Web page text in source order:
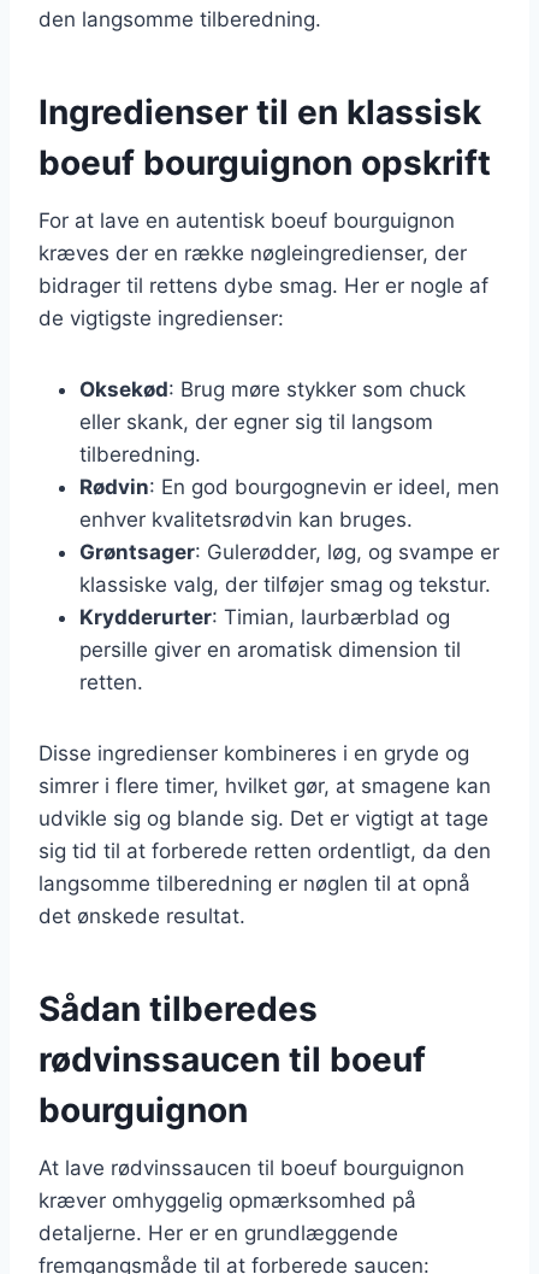
den langsomme tilberedning.
Ingredienser til en klassisk
boeuf bourguignon opskrift
For at lave en autentisk boeuf bourguignon
kræves der en række nøgleingredienser, der
bidrager til rettens dybe smag. Her er nogle af
de vigtigste ingredienser:
Oksekød: Brug møre stykker som chuck
eller skank, der egner sig til langsom
tilberedning.
Rødvin: En god bourgognevin er ideel, men
enhver kvalitetsrødvin kan bruges.
Grøntsager: Gulerødder, løg, og svampe er
klassiske valg, der tilføjer smag og tekstur.
Krydderurter: Timian, laurbærblad og
persille giver en aromatisk dimension til
retten.
Disse ingredienser kombineres i en gryde og
simrer i flere timer, hvilket gør, at smagene kan
udvikle sig og blande sig. Det er vigtigt at tage
sig tid til at forberede retten ordentligt, da den
langsomme tilberedning er nøglen til at opnå
det ønskede resultat.
Sådan tilberedes
rødvinssaucen til boeuf
bourguignon
At lave rødvinssaucen til boeuf bourguignon
kræver omhyggelig opmærksomhed på
detaljerne. Her er en grundlæggende
fremgangsmåde til at forberede saucen: